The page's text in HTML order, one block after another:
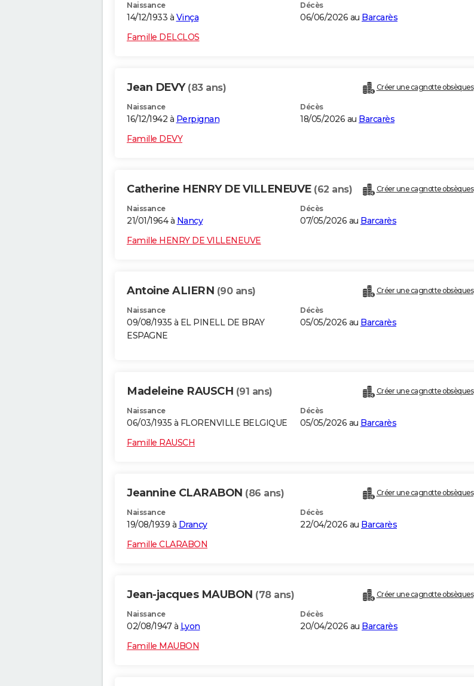
Naissance
14/12/1933 à Vinça
Décès
06/06/2026 au Barcarès
Famille DELCLOS
Jean DEVY (83 ans) Créer une cagnotte obsèques
Naissance
16/12/1942 à Perpignan
Décès
18/05/2026 au Barcarès
Famille DEVY
Catherine HENRY DE VILLENEUVE (62 ans) Créer une cagnotte obsèques
Naissance
21/01/1964 à Nancy
Décès
07/05/2026 au Barcarès
Famille HENRY DE VILLENEUVE
Antoine ALIERN (90 ans) Créer une cagnotte obsèques
Naissance
09/08/1935 à EL PINELL DE BRAY
ESPAGNE
Décès
05/05/2026 au Barcarès
Madeleine RAUSCH (91 ans) Créer une cagnotte obsèques
Naissance
06/03/1935 à FLORENVILLE BELGIQUE
Décès
05/05/2026 au Barcarès
Famille RAUSCH
Jeannine CLARABON (86 ans) Créer une cagnotte obsèques
Naissance
19/08/1939 à Drancy
Décès
22/04/2026 au Barcarès
Famille CLARABON
Jean-jacques MAUBON (78 ans) Créer une cagnotte obsèques
Naissance
02/08/1947 à Lyon
Décès
20/04/2026 au Barcarès
Famille MAUBON